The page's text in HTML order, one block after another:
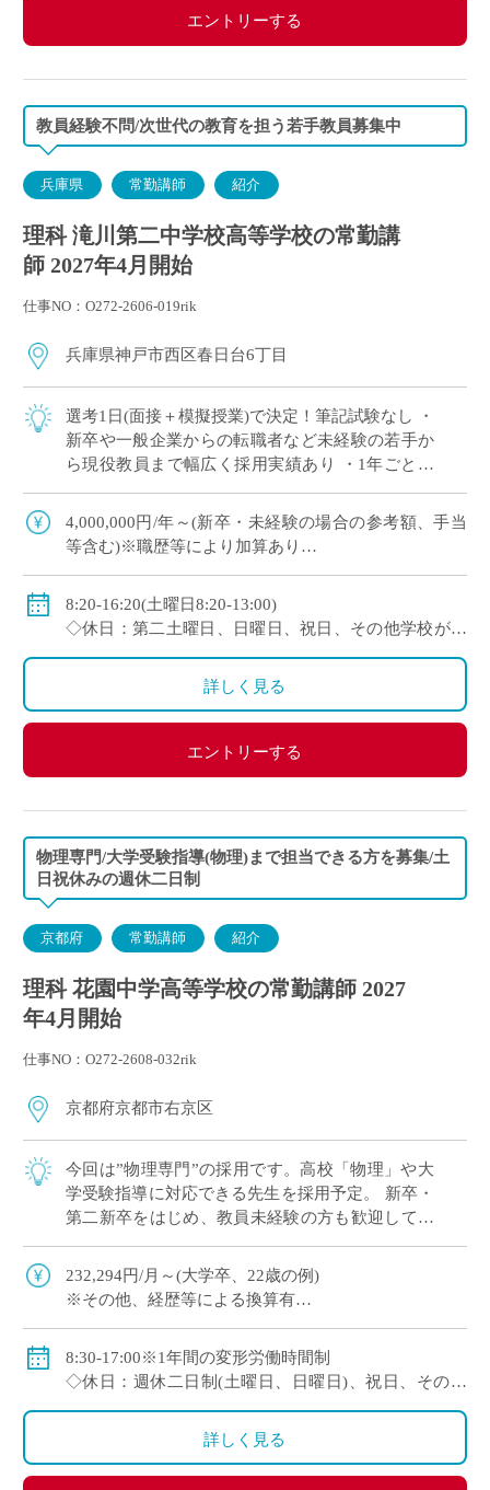
エントリーする
教員経験不問/次世代の教育を担う若手教員募集中
兵庫県 常勤講師 紹介
理科 滝川第二中学校高等学校の常勤講
師 2027年4月開始
仕事NO：O272-2606-019rik
兵庫県神戸市西区春日台6丁目
選考1日(面接＋模擬授業)で決定！筆記試験なし ・
新卒や一般企業からの転職者など未経験の若手か
ら現役教員まで幅広く採用実績あり ・1年ごとに
会で活躍する運動部を多数擁しながら […]
4,000,000円/年～(新卒・未経験の場合の参考額、手当
等含む)※職歴等により加算あり
・30歳(教諭・配偶者あり)：約660万円
・40歳(教諭・配偶者及び子２人)：約860万円
・50歳(教諭・配偶者及び子２人)：約940万円
◇賞与：有(過去実績3.55ヶ月分＋30万円)
◇保険：私学共済、雇用保険、労災保険
8:20-16:20(土曜日8:20-13:00)
◇休日：第二土曜日、日曜日、祝日、その他学校が定
詳しく見る
エントリーする
物理専門/大学受験指導(物理)まで担当できる方を募集/土
日祝休みの週休二日制
京都府 常勤講師 紹介
理科 花園中学高等学校の常勤講師 2027
年4月開始
仕事NO：O272-2608-032rik
京都府京都市右京区
今回は”物理専門”の採用です。高校「物理」や大
学受験指導に対応できる先生を採用予定。 新卒・
第二新卒をはじめ、教員未経験の方も歓迎してい
にも適した環境 […]
232,294円/月～(大学卒、22歳の例)
※その他、経歴等による換算有
◇賞与：有
◇保険：私学共済、雇用保険、労災保険
8:30-17:00※1年間の変形労働時間制
◇休日：週休二日制(土曜日、日曜日)、祝日、その他
詳しく見る